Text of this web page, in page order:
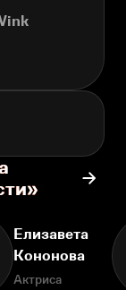
Елизавета
Кононова
Актриса